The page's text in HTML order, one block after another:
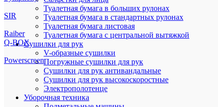
Туалетная бумага в больших рулонах
Туалетная бумага в стандартных рулонах
Туалетная бумага листовая
Туалетная бумага с центральной вытяжкой
Сушилки для рук
V-образные сушилки
Погружные сушилки для рук
Сушилки для рук антивандальные
Сушилки для рук высокоскоростные
Электрополотенце
Уборочная техника
SIR
Raiber
Q-BOX
Powerscreen